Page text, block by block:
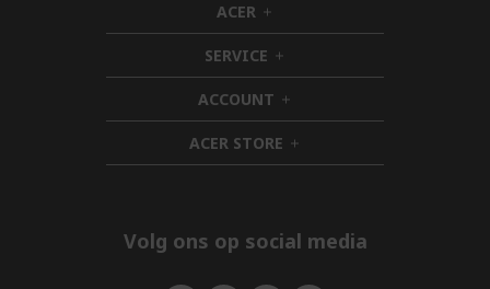
ACER h
i
d
d
e
n
SERVICE h
i
d
d
e
n
ACCOUNT h
i
d
d
ACER STORE h
i
e
Volg ons op social media